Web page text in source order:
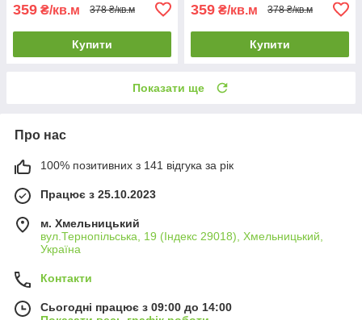
359 ₴/кв.м 378 ₴/кв.м
Купити
359 ₴/кв.м 378 ₴/кв.м
Купити
Показати ще
Про нас
100% позитивних з 141 відгука за рік
Працює з 25.10.2023
м. Хмельницький
вул.Тернопільська, 19 (Індекс 29018), Хмельницький,
Україна
Контакти
Сьогодні працює з 09:00 до 14:00